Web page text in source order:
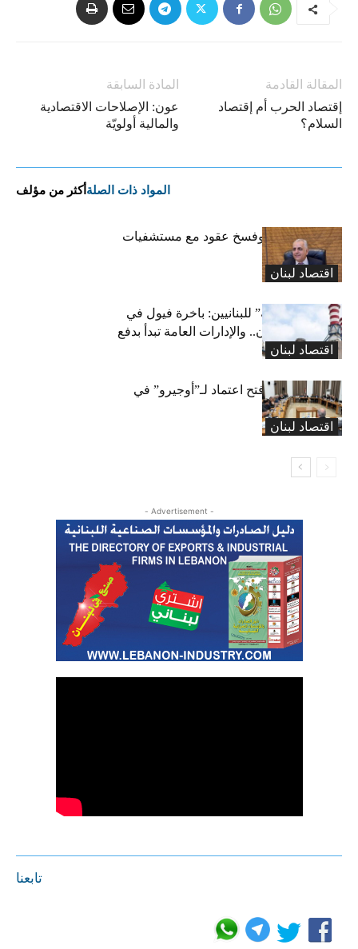
المادة السابقة
عون: الإصلاحات الاقتصادية
والمالية أولويّة
المقالة القادمة
إقتصاد الحرب أم إقتصاد
السلام؟
المواد ذات الصلة أكثر من مؤلف
اقتصاد لبنان
كركي: إنذارات وفسخ عقود مع مستشفيات
مخالفة
اقتصاد لبنان
بشرى “كهربائية” للبنانيين: باخرة فيول في
طريقها إلى لبنان.. والإدارات العامة تبدأ بدفع
متوجباتها
اقتصاد لبنان
لجنة المال تقرّ فتح اعتماد لـ”أوجيرو” في
موازنة 2026
- Advertisement -
تابعنا